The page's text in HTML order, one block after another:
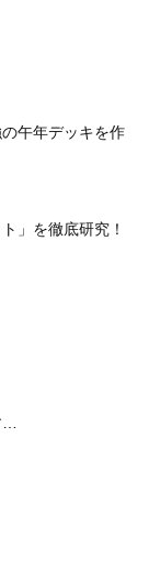
午年デッキを作
」を徹底研究！